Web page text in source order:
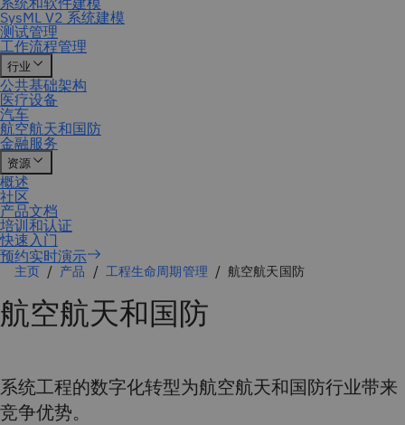
主页 产品 工程生命周期管理 航空航天国防
航空航天和国防
系统工程的数字化转型为航空航天和国防行业带来
竞争优势。